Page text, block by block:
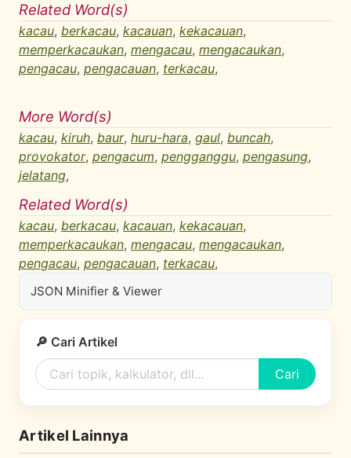
Related Word(s)
kacau, berkacau, kacauan, kekacauan,
memperkacaukan, mengacau, mengacaukan,
pengacau, pengacauan, terkacau,
More Word(s)
kacau, kiruh, baur, huru-hara, gaul, buncah,
provokator, pengacum, pengganggu, pengasung,
jelatang,
Related Word(s)
kacau, berkacau, kacauan, kekacauan,
memperkacaukan, mengacau, mengacaukan,
pengacau, pengacauan, terkacau,
JSON Minifier & Viewer
🔎 Cari Artikel
Cari
Artikel Lainnya